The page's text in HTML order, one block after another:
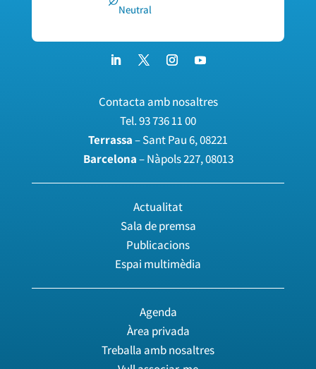
Neutral
Contacta amb nosaltres
Tel.93 736 11 00
Terrassa– Sant Pau 6, 08221
Barcelona– Nàpols 227, 08013
Actualitat
Sala de premsa
Publicacions
Espai multimèdia
Agenda
Àrea privada
Treballa amb nosaltres